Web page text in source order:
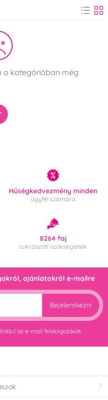
a kategóriában még
Hűségkedvezmény minden
ügyfél számára
8264 faj
cukrászati szükségletek
ajánlatokról e-mailre
Bejelentkezni
az e-mail feldolgozását